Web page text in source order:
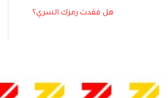
هل فقدت رمزك السري؟